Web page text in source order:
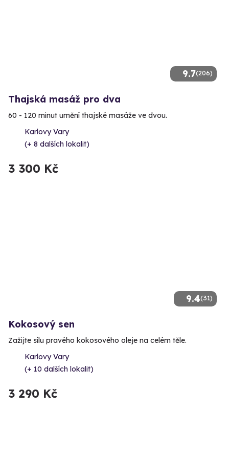
9.7(206)
Thajská masáž pro dva
60 - 120 minut umění thajské masáže ve dvou.
Karlovy Vary
(+ 8 dalších lokalit)
3 300 Kč
9.4(31)
Kokosový sen
Zažijte sílu pravého kokosového oleje na celém těle.
Karlovy Vary
(+ 10 dalších lokalit)
3 290 Kč